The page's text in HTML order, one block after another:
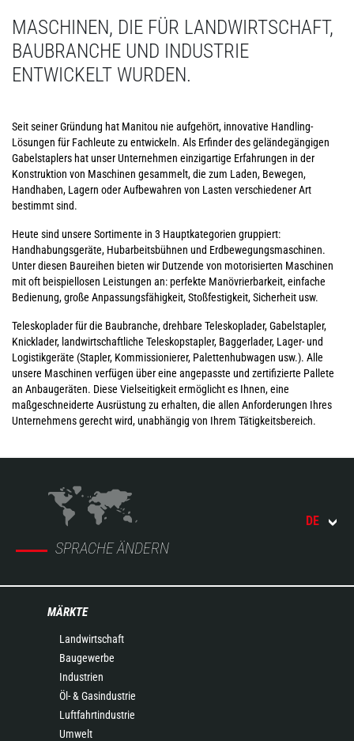
MASCHINEN, DIE FÜR LANDWIRTSCHAFT,
BAUBRANCHE UND INDUSTRIE
ENTWICKELT WURDEN.
Seit seiner Gründung hat Manitou nie aufgehört, innovative Handling-
Lösungen für Fachleute zu entwickeln. Als Erfinder des geländegängigen
Gabelstaplers hat unser Unternehmen einzigartige Erfahrungen in der
Konstruktion von Maschinen gesammelt, die zum Laden, Bewegen,
Handhaben, Lagern oder Aufbewahren von Lasten verschiedener Art
bestimmt sind.
Heute sind unsere Sortimente in 3 Hauptkategorien gruppiert:
Handhabungsgeräte, Hubarbeitsbühnen und Erdbewegungsmaschinen.
Unter diesen Baureihen bieten wir Dutzende von motorisierten Maschinen
mit oft beispiellosen Leistungen an: perfekte Manövrierbarkeit, einfache
Bedienung, große Anpassungsfähigkeit, Stoßfestigkeit, Sicherheit usw.
Teleskoplader für die Baubranche, drehbare Teleskoplader, Gabelstapler,
Knicklader, landwirtschaftliche Teleskopstapler, Baggerlader, Lager- und
Logistikgeräte (Stapler, Kommissionierer, Palettenhubwagen usw.). Alle
unsere Maschinen verfügen über eine angepasste und zertifizierte Pallete
an Anbaugeräten. Diese Vielseitigkeit ermöglicht es Ihnen, eine
maßgeschneiderte Ausrüstung zu erhalten, die allen Anforderungen Ihres
Unternehmens gerecht wird, unabhängig von Ihrem Tätigkeitsbereich.
SPRACHE ÄNDERN
DE
MÄRKTE
Landwirtschaft
Baugewerbe
Industrien
Öl- & Gasindustrie
Luftfahrtindustrie
Umwelt